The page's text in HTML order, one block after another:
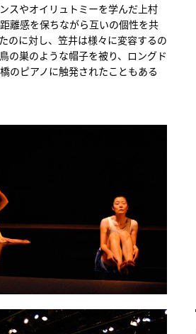
スやオイリュトミーを学んだ上村
離感を保ちながら互いの個性を共
のに対し、笠井は様々に変容するの
の巣のような帽子を被り、ロングド
のピアノに触発されたこともある